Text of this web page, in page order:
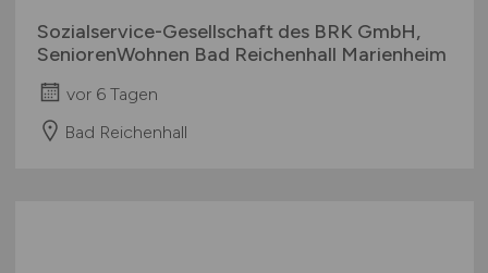
Sozialservice-Gesellschaft des BRK GmbH,
SeniorenWohnen Bad Reichenhall Marienheim
vor 6 Tagen
Bad Reichenhall